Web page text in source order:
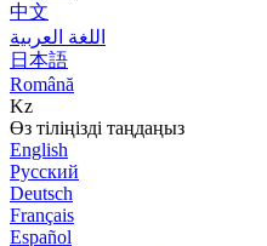
中文
اللغة العربية
日本語
Română
Kz
Өз тіліңізді таңдаңыз
English
Русский
Deutsch
Français
Español